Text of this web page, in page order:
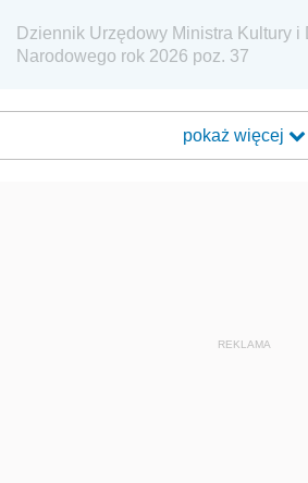
Dziennik Urzędowy Ministra Kultury i
Narodowego rok 2026 poz. 37
pokaż więcej
REKLAMA